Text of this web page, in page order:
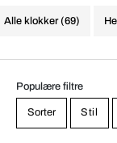
årene blitt en av
Armani. Mot slutten
på nærmere en
Alle klokker (69)
Populære filtre
Sorter Stil